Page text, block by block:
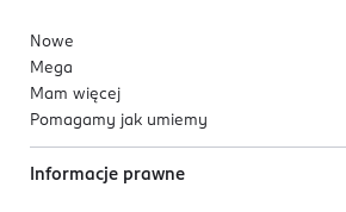
Nowe
Mega
Mam więcej
Pomagamy jak umiemy
Informacje prawne